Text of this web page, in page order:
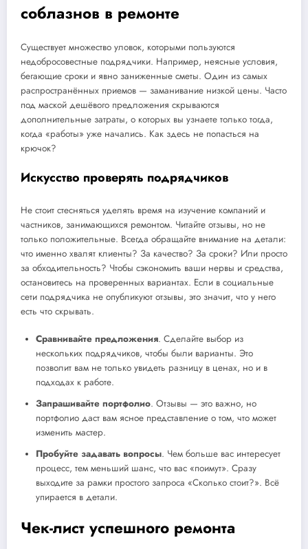
соблазнов в ремонте
Существует множество уловок, которыми пользуются
недобросовестные подрядчики. Например, неясные условия,
бегающие сроки и явно заниженные сметы. Один из самых
распространённых приемов — заманивание низкой цены. Часто
под маской дешёвого предложения скрываются
дополнительные затраты, о которых вы узнаете только тогда,
когда «работы» уже начались. Как здесь не попасться на
крючок?
Искусство проверять подрядчиков
Не стоит стесняться уделять время на изучение компаний и
частников, занимающихся ремонтом. Читайте отзывы, но не
только положительные. Всегда обращайте внимание на детали:
что именно хвалят клиенты? За качество? За сроки? Или просто
за обходительность? Чтобы сэкономить ваши нервы и средства,
остановитесь на проверенных вариантах. Если в социальные
сети подрядчика не опубликуют отзывы, это значит, что у него
есть что скрывать.
Сравнивайте предложения. Сделайте выбор из
нескольких подрядчиков, чтобы были варианты. Это
позволит вам не только увидеть разницу в ценах, но и в
подходах к работе.
Запрашивайте портфолио. Отзывы — это важно, но
портфолио даст вам ясное представление о том, что может
изменить мастер.
Пробуйте задавать вопросы. Чем больше вас интересует
процесс, тем меньший шанс, что вас «поимут». Сразу
выходите за рамки простого запроса «Сколько стоит?». Всё
упирается в детали.
Чек-лист успешного ремонта